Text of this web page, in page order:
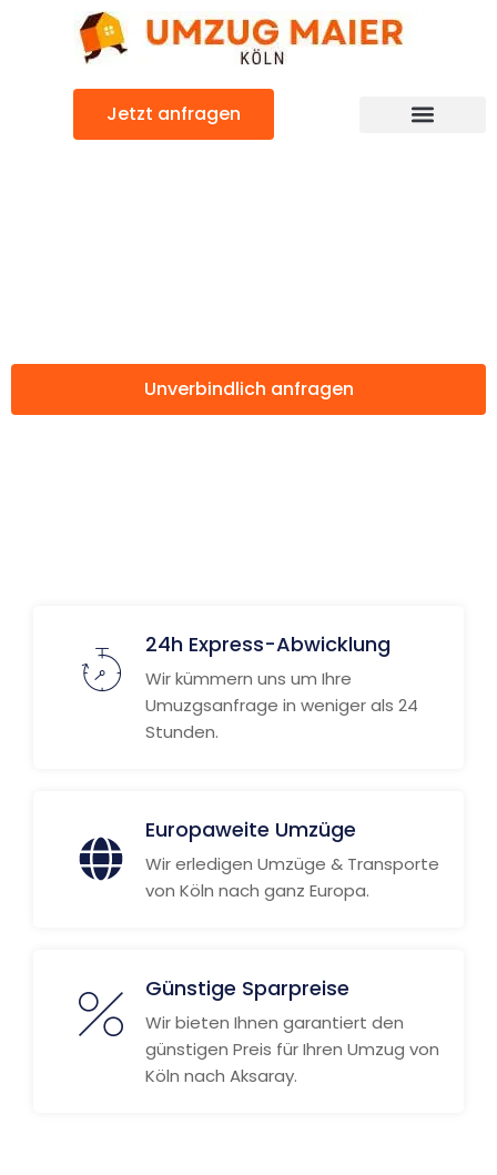
Jetzt anfragen
Unverbindlich anfragen
24h Express-Abwicklung
Wir kümmern uns um Ihre
Umuzgsanfrage in weniger als 24
Stunden.
Europaweite Umzüge
Wir erledigen Umzüge & Transporte
von Köln nach ganz Europa.
Günstige Sparpreise
Wir bieten Ihnen garantiert den
günstigen Preis für Ihren Umzug von
Köln nach Aksaray.